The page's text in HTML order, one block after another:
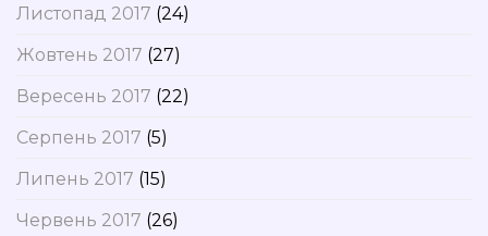
Листопад 2017 (24)
Жовтень 2017 (27)
Вересень 2017 (22)
Серпень 2017 (5)
Липень 2017 (15)
Червень 2017 (26)